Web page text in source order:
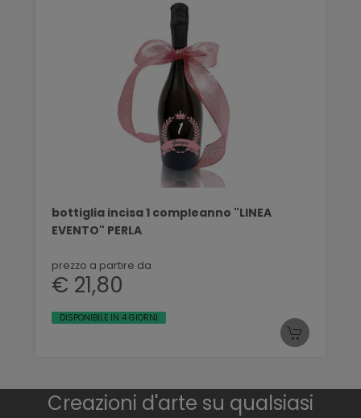
bottiglia incisa 1 compleanno "LINEA
EVENTO" PERLA
prezzo a partire da
€ 21,80
DISPONIBILE IN 4 GIORNI
Creazioni d'arte su qualsiasi